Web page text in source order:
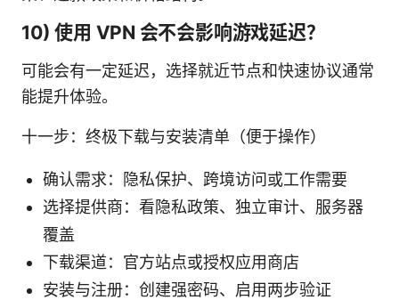
10) 使用 VPN 会不会影响游戏延迟？
可能会有一定延迟，选择就近节点和快速协议通常
能提升体验。
十一步：终极下载与安装清单（便于操作）
确认需求：隐私保护、跨境访问或工作需要
选择提供商：看隐私政策、独立审计、服务器
覆盖
下载渠道：官方站点或授权应用商店
安装与注册：创建强密码、启用两步验证